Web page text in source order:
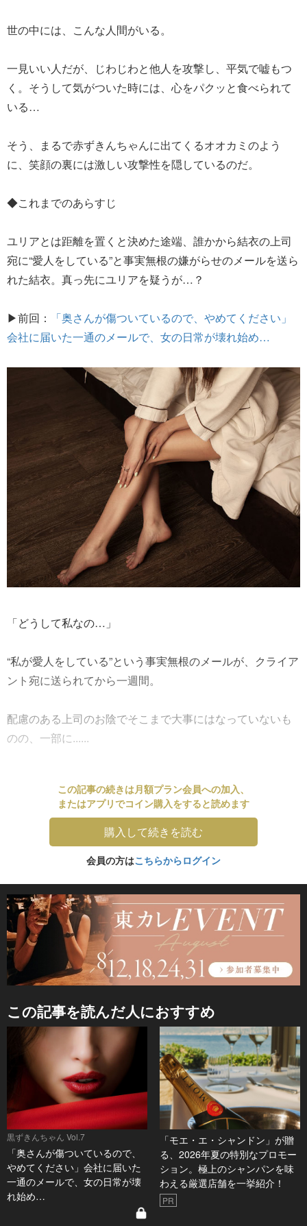
世の中には、こんな人間がいる。
一見いい人だが、じわじわと他人を攻撃し、平気で嘘もつ
く。そうして気がついた時には、心をパクッと食べられて
いる…
そう、まるで赤ずきんちゃんに出てくるオオカミのよう
に、笑顔の裏には激しい攻撃性を隠しているのだ。
◆これまでのあらすじ
ユリアとは距離を置くと決めた途端、誰かから結衣の上司
宛に“愛人をしている”と事実無根の嫌がらせのメールを送ら
れた結衣。真っ先にユリアを疑うが…？
▶前回：
「奥さんが傷ついているので、やめてください」
会社に届いた一通のメールで、女の日常が壊れ始め…
「どうして私なの…」
“私が愛人をしている”という事実無根のメールが、クライア
ント宛に送られてから一週間。
配慮のある上司のお陰でそこまで大事にはなっていないも
のの、一部に......
この記事の続きは月額プラン会員への加入、
またはアプリでコイン購入をすると読めます
購入して続きを読む
会員の方はこちらからログイン
この記事を読んだ人におすすめ
黒ずきんちゃん Vol.7
「奥さんが傷ついているので、
やめてください」会社に届いた
一通のメールで、女の日常が壊
れ始め…
「モエ・エ・シャンドン」が贈
る、2026年夏の特別なプロモー
ション。極上のシャンパンを味
わえる厳選店舗を一挙紹介！
PR